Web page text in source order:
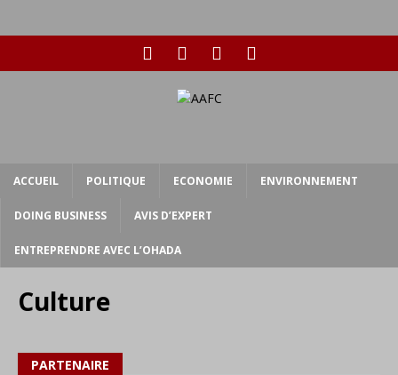
ACCUEIL POLITIQUE ECONOMIE ENVIRONNEMENT
DOING BUSINESS AVIS D’EXPERT
ENTREPRENDRE AVEC L’OHADA
Culture
PARTENAIRE